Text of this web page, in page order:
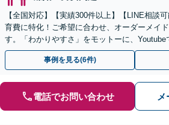
【全国対応】【実績300件以上】【LINE相談
育費に特化！ご希望に合わせ、オーダーメイ
す。「わかりやすさ」をモットーに、
中【初回相談無料】【土日対応可】
事例を見る(6件)
電話でお問い合わせ